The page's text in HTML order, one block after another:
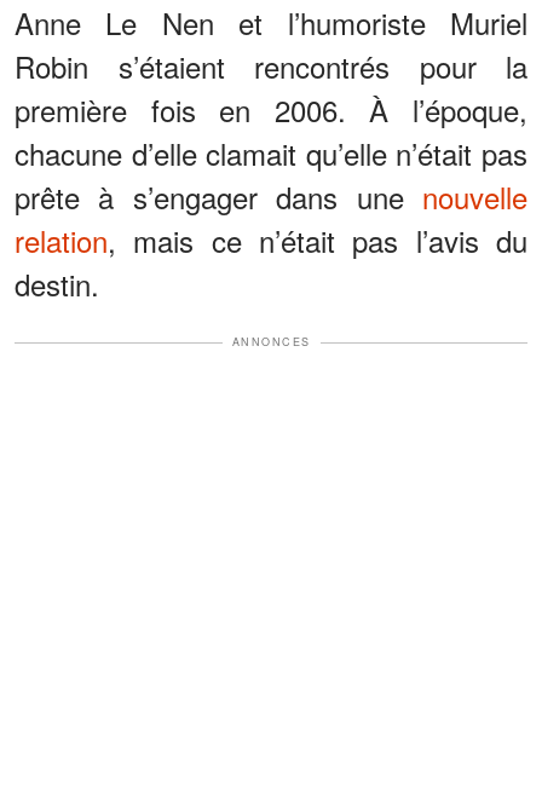
Anne Le Nen et l’humoriste Muriel
Robin s’étaient rencontrés pour la
première fois en 2006. À l’époque,
chacune d’elle clamait qu’elle n’était pas
prête à s’engager dans une nouvelle
relation, mais ce n’était pas l’avis du
destin.
ANNONCES